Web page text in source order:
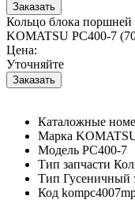
Кольцо блока поршней
KOMATSU PC400-7
Цена:
Уточняйте
Каталожные
Марка
Модель PC400-7
Тип запчасти
Тип Гусеничный
Код